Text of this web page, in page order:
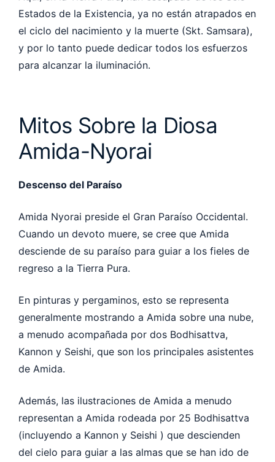
Estados de la Existencia, ya no están atrapados en
el ciclo del nacimiento y la muerte (Skt. Samsara),
y por lo tanto puede dedicar todos los esfuerzos
para alcanzar la iluminación.
Mitos Sobre la Diosa
Amida-Nyorai
Descenso del Paraíso
Amida Nyorai preside el Gran Paraíso Occidental.
Cuando un devoto muere, se cree que Amida
desciende de su paraíso para guiar a los fieles de
regreso a la Tierra Pura.
En pinturas y pergaminos, esto se representa
generalmente mostrando a Amida sobre una nube,
a menudo acompañada por dos Bodhisattva,
Kannon y Seishi, que son los principales asistentes
de Amida.
Además, las ilustraciones de Amida a menudo
representan a Amida rodeada por 25 Bodhisattva
(incluyendo a Kannon y Seishi ) que descienden
del cielo para guiar a las almas que se han ido de